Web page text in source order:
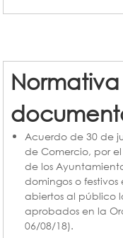
Acuerdo de 30 de
de Comercio, por
de los
domingos o
abiertos al público
aprobados en la
06/08/18).